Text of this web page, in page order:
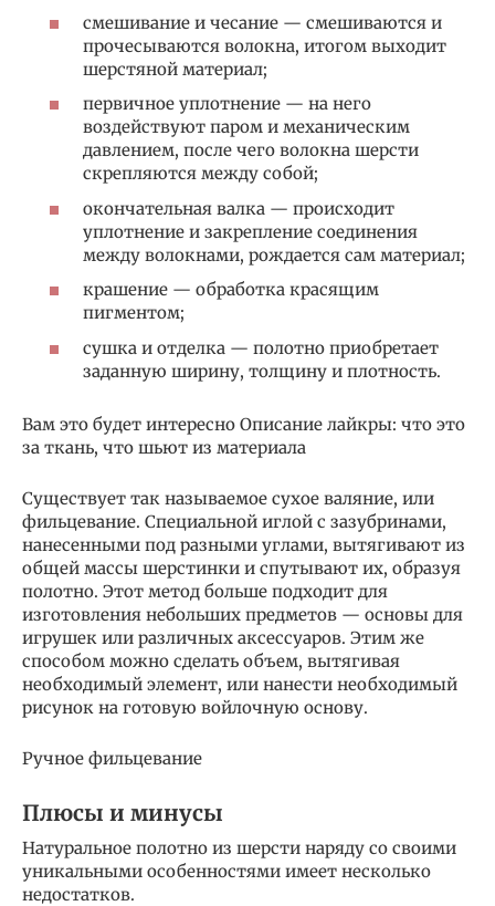
смешивание и чесание — смешиваются и
прочесываются волокна, итогом выходит
шерстяной материал;
первичное уплотнение — на него
воздействуют паром и механическим
давлением, после чего волокна шерсти
скрепляются между собой;
окончательная валка — происходит
уплотнение и закрепление соединения
между волокнами, рождается сам материал;
крашение — обработка красящим
пигментом;
сушка и отделка — полотно приобретает
заданную ширину, толщину и плотность.
Вам это будет интересно Описание лайкры: что это
за ткань, что шьют из материала
Существует так называемое сухое валяние, или
фильцевание. Специальной иглой с зазубринами,
нанесенными под разными углами, вытягивают из
общей массы шерстинки и спутывают их, образуя
полотно. Этот метод больше подходит для
изготовления небольших предметов — основы для
игрушек или различных аксессуаров. Этим же
способом можно сделать объем, вытягивая
необходимый элемент, или нанести необходимый
рисунок на готовую войлочную основу.
Ручное фильцевание
Плюсы и минусы
Натуральное полотно из шерсти наряду со своими
уникальными особенностями имеет несколько
недостатков.